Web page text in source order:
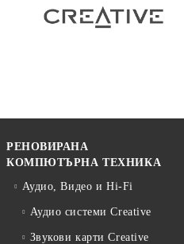
РЕНОВИРАНА
КОМПЮТЪРНА ТЕХНИКА
Аудио, Видео и Hi-Fi
Аудио системи Creative
Звукови карти Creative